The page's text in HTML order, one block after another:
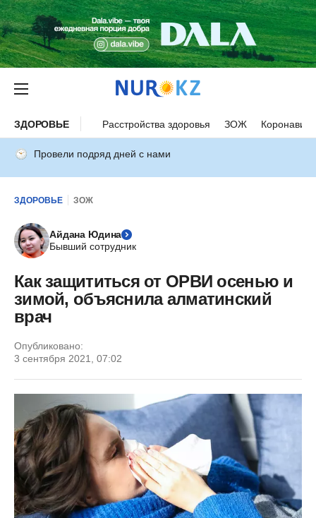
ЗДОРОВЬЕ Расстройства здоровья ЗОЖ
Провели подряд дней с нами
ЗДОРОВЬЕ ЗОЖ
Айдана Юдина
Бывший сотрудник
Как защититься от ОРВИ осенью и
зимой, объяснила алматинский
врач
Опубликовано:
3 сентября 2021, 07:02